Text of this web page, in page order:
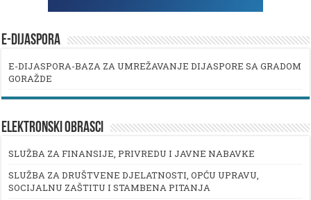
E-DIJASPORA
E-DIJASPORA-BAZA ZA UMREŽAVANJE DIJASPORE SA GRADOM
GORAŽDE
ELEKTRONSKI OBRASCI
SLUŽBA ZA FINANSIJE, PRIVREDU I JAVNE NABAVKE
SLUŽBA ZA DRUŠTVENE DJELATNOSTI, OPĆU UPRAVU,
SOCIJALNU ZAŠTITU I STAMBENA PITANJA